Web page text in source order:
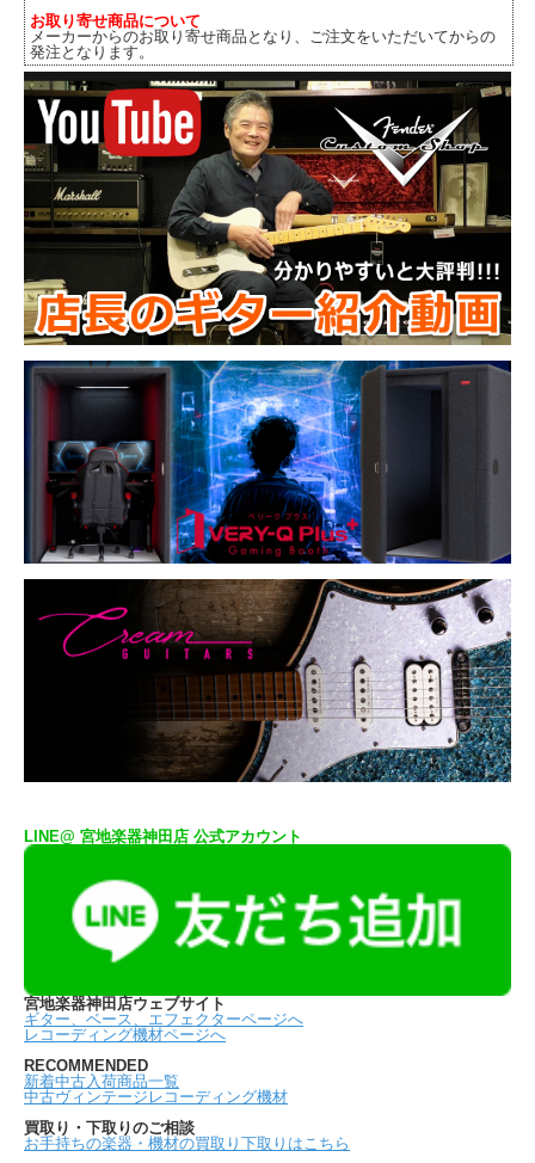
お取り寄せ商品について
メーカーからのお取り寄せ商品となり、ご注文をいただいてからの
発注となります。
LINE@ 宮地楽器神田店 公式アカウント
宮地楽器神田店ウェブサイト
ギター、ベース、エフェクターページへ
レコーディング機材ページへ
RECOMMENDED
新着中古入荷商品一覧
中古ヴィンテージレコーディング機材
買取り・下取りのご相談
お手持ちの楽器・機材の買取り下取りはこちら